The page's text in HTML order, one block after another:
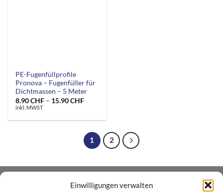
Einwilligungen verwalten
PE-Fugenfüllprofile
Pronova – Fugenfüller für
Dichtmassen – 5 Meter
8.90CHF – 15.90CHFPreisspanne:
15.90 CHF
inkl. MWST
1 2